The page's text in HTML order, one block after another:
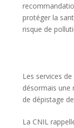
protéger la
risque de
Les services
désormais une
de dépistage
La CNIL